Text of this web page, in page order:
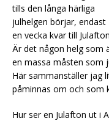
tills den långa härliga
julhelgen börjar, endast
en vecka kvar till
Är det någon helg som
en massa måsten som
Här sammanställer jag
påminnas om och som
Hur ser en Julafton ut i